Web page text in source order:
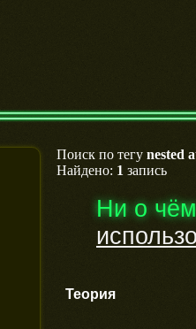
Поиск по тегу nested
Найдено: 1 запись
Ни о чём
Теория